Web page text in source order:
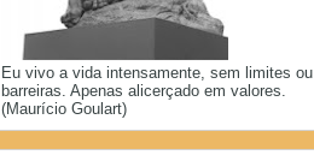
Eu vivo a vida intensamente, sem limites ou
barreiras. Apenas alicerçado em valores.
(Maurício Goulart)